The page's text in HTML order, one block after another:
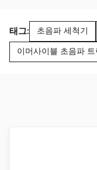
태그: 초음파 세척기
이머사이블 초음파 트